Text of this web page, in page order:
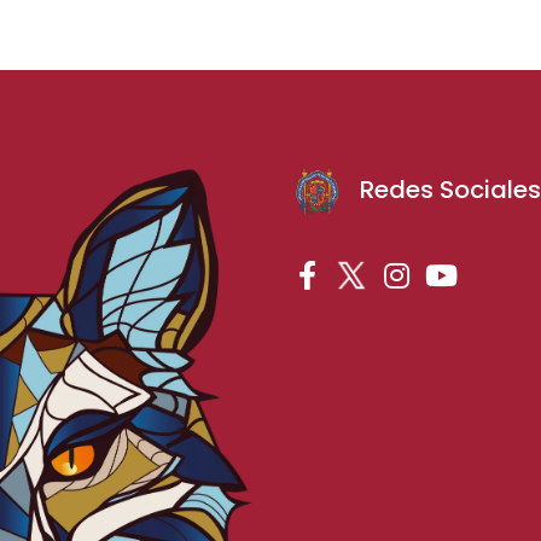
Redes Sociales